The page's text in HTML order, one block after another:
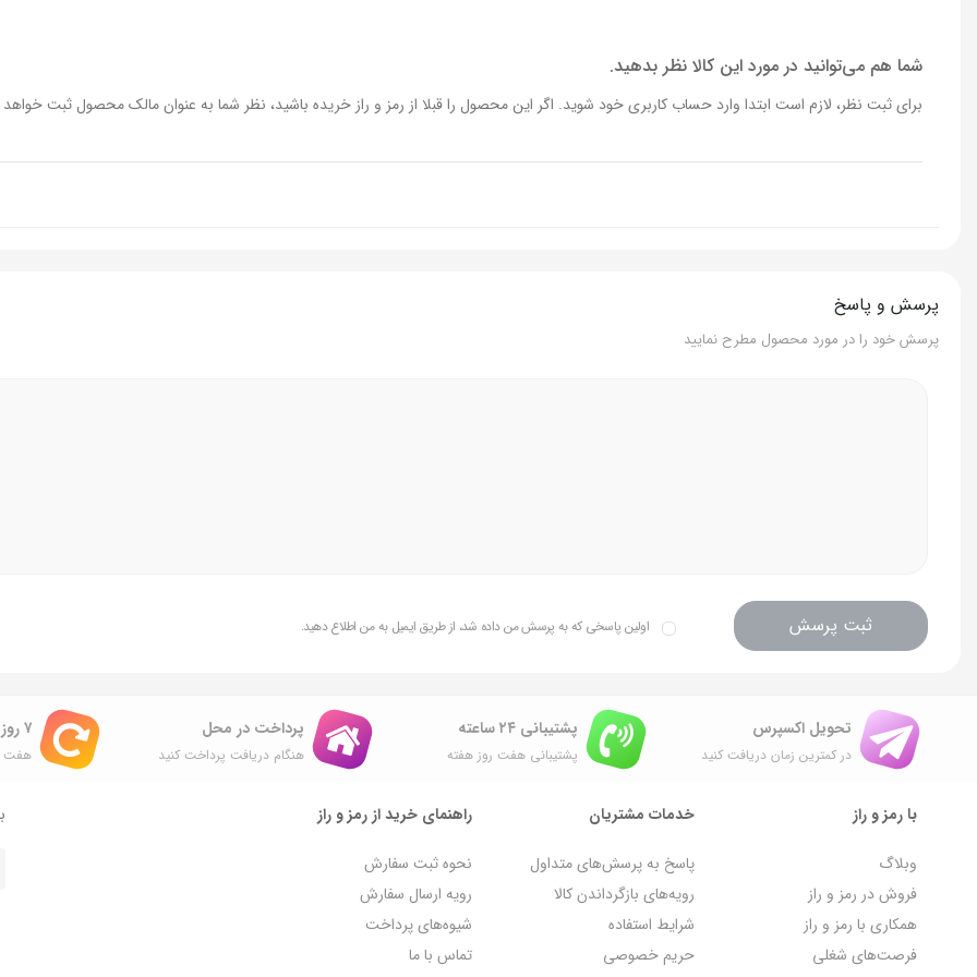
شما هم می‌توانید در مورد این کالا نظر بدهید.
برای ثبت نظر، لازم است ابتدا وارد حساب کاربری خود شوید. اگر این محصول را قبلا از رمز و راز خریده باشید، نظر شما به عنوان مالک محصول ثبت
پرسش و پاسخ
پرسش خود را در مورد محصول مطرح نمایید
ثبت پرسش اولین پاسخی که به پرسش من داده شد، از طریق ایمیل به من اطلاع دهید.
تحویل اکسپرس
در کمترین زمان دریافت کنید
پشتیبانی ۲۴ ساعته
پشتیبانی هفت روز هفته
پرداخت در محل
هنگام دریافت پرداخت کنید
۷ روز ضمانت بازگشت
هفت
با رمز و راز
وبلاگ
فروش در رمز و راز
همکاری با رمز و راز
فرصت‌های شغلی
خدمات مشتریان
پاسخ به پرسش‌های متداول
رویه‌های بازگرداندن کالا
شرایط استفاده
حریم خصوصی
راهنمای خرید از رمز و راز
نحوه ثبت سفارش
رویه ارسال سفارش
شیوه‌های پرداخت
تماس با ما